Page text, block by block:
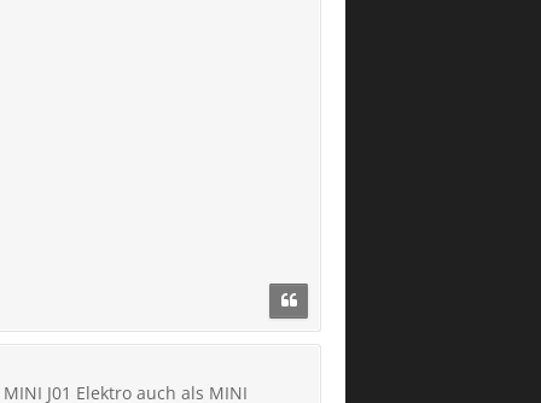
J01 Elektro auch als MINI